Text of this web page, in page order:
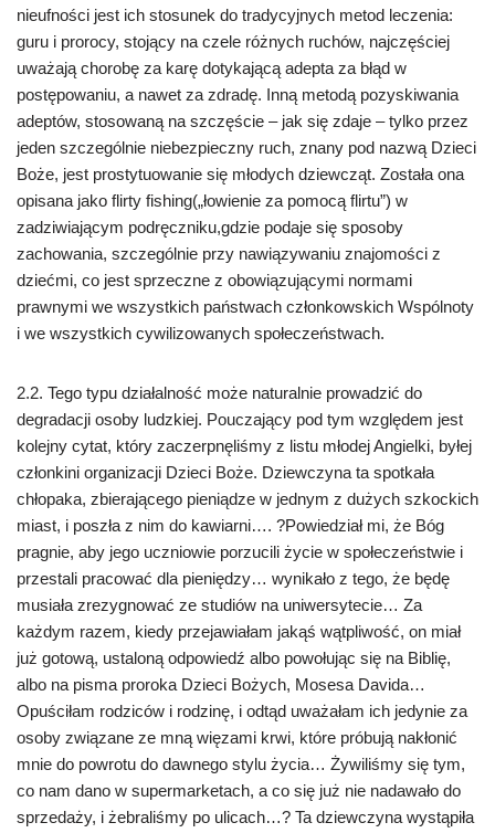
nieufności jest ich stosunek do tradycyjnych metod leczenia:
guru i prorocy, stojący na czele różnych ruchów, najczęściej
uważają chorobę za karę dotykającą adepta za błąd w
postępowaniu, a nawet za zdradę. Inną metodą pozyskiwania
adeptów, stosowaną na szczęście – jak się zdaje – tylko przez
jeden szczególnie niebezpieczny ruch, znany pod nazwą Dzieci
Boże, jest prostytuowanie się młodych dziewcząt. Została ona
opisana jako flirty fishing(„łowienie za pomocą flirtu”) w
zadziwiającym podręczniku,gdzie podaje się sposoby
zachowania, szczególnie przy nawiązywaniu znajomości z
dziećmi, co jest sprzeczne z obowiązującymi normami
prawnymi we wszystkich państwach członkowskich Wspólnoty
i we wszystkich cywilizowanych społeczeństwach.
2.2. Tego typu działalność może naturalnie prowadzić do
degradacji osoby ludzkiej. Pouczający pod tym względem jest
kolejny cytat, który zaczerpnęliśmy z listu młodej Angielki, byłej
członkini organizacji Dzieci Boże. Dziewczyna ta spotkała
chłopaka, zbierającego pieniądze w jednym z dużych szkockich
miast, i poszła z nim do kawiarni…. ?Powiedział mi, że Bóg
pragnie, aby jego uczniowie porzucili życie w społeczeństwie i
przestali pracować dla pieniędzy… wynikało z tego, że będę
musiała zrezygnować ze studiów na uniwersytecie… Za
każdym razem, kiedy przejawiałam jakąś wątpliwość, on miał
już gotową, ustaloną odpowiedź albo powołując się na Biblię,
albo na pisma proroka Dzieci Bożych, Mosesa Davida…
Opuściłam rodziców i rodzinę, i odtąd uważałam ich jedynie za
osoby związane ze mną więzami krwi, które próbują nakłonić
mnie do powrotu do dawnego stylu życia… Żywiliśmy się tym,
co nam dano w supermarketach, a co się już nie nadawało do
sprzedaży, i żebraliśmy po ulicach…? Ta dziewczyna wystąpiła